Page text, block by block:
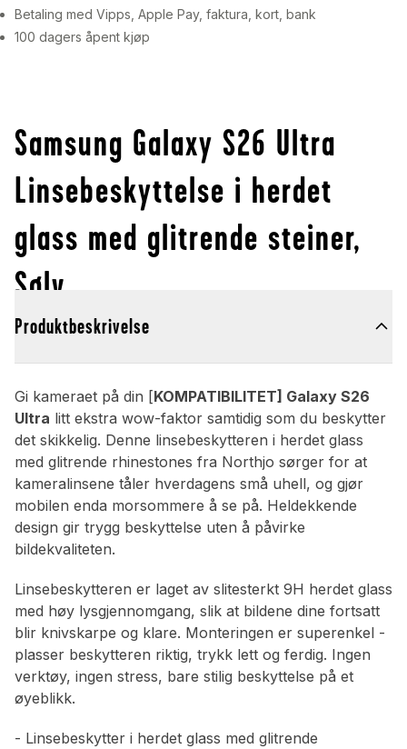
Betaling med Vipps, Apple Pay, faktura, kort, bank
100 dagers åpent kjøp
Samsung Galaxy S26 Ultra
Linsebeskyttelse i herdet
glass med glitrende steiner,
Sølv
Produktbeskrivelse
Gi kameraet på din [KOMPATIBILITET] Galaxy S26
Ultra litt ekstra wow-faktor samtidig som du beskytter
det skikkelig. Denne linsebeskytteren i herdet glass
med glitrende rhinestones fra Northjo sørger for at
kameralinsene tåler hverdagens små uhell, og gjør
mobilen enda morsommere å se på. Heldekkende
design gir trygg beskyttelse uten å påvirke
bildekvaliteten.
Linsebeskytteren er laget av slitesterkt 9H herdet glass
med høy lysgjennomgang, slik at bildene dine fortsatt
blir knivskarpe og klare. Monteringen er superenkel -
plasser beskytteren riktig, trykk lett og ferdig. Ingen
verktøy, ingen stress, bare stilig beskyttelse på et
øyeblikk.
- Linsebeskytter i herdet glass med glitrende